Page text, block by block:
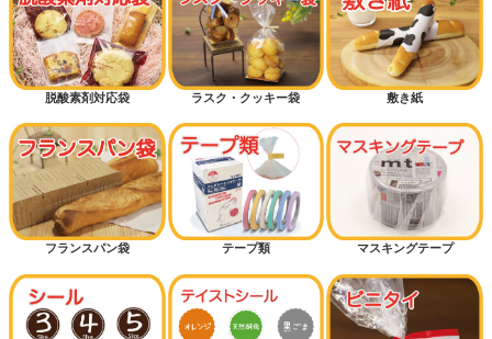
脱酸素剤対応袋 ラスク・クッキー袋 敷き紙
フランスパン袋 テープ類 マスキングテープ